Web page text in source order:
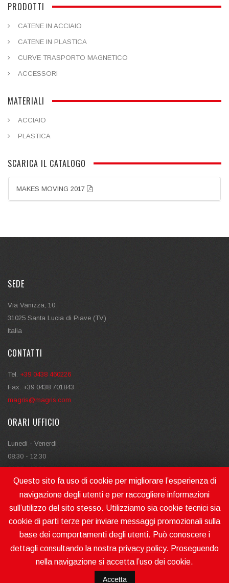
PRODOTTI
CATENE IN ACCIAIO
CATENE IN PLASTICA
CURVE TRASPORTO MAGNETICO
ACCESSORI
MATERIALI
ACCIAIO
PLASTICA
SCARICA IL CATALOGO
MAKES MOVING 2017
SEDE
Via Vanizza, 10
31025 Santa Lucia di Piave (TV)
Italia
CONTATTI
Tel. +39 0438 460226
Fax. +39 0438 701843
magris@magris.com
ORARI UFFICIO
Lunedi - Venerdi
08:30 - 12:30
14:30 - 18:30
MAGRIS SRL MAKES MOVING | P.IVA - V.A.T. N. IT04722850262
CAP. SOC. / REG.CAP. € 40.000,00 I.V.
2026 © MAGRIS SRL MAKES MOVING | CREATED WITH PASSION BY
SPRINGADV
COOKIES POLICY - PRIVACY
Questo sito fa uso di cookie per migliorare l’esperienza di
navigazione degli utenti e per raccogliere informazioni
sull’utilizzo del sito stesso. Utilizziamo sia cookie tecnici sia
cookie di parti terze per inviare messaggi promozionali sulla
base dei comportamenti degli utenti. Può conoscere i
dettagli consultando la nostra privacy policy. Proseguendo
nella navigazione si accetta l’uso dei cookie.
Accetta